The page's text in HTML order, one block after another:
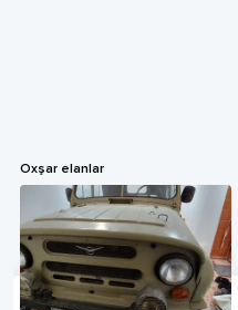
Oxşar elanlar